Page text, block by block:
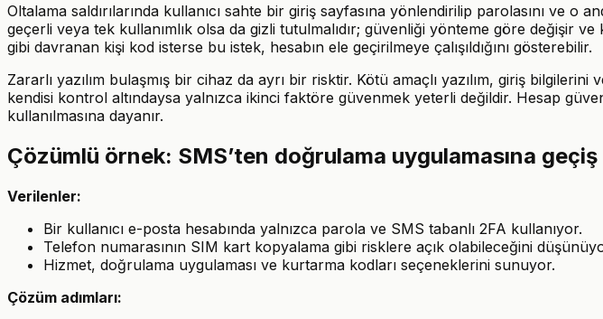
Oltalama saldırılarında kullanıcı sahte bir giriş sayfasına yönlendirilip parolasını ve
geçerli veya tek kullanımlık olsa da gizli tutulmalıdır; güvenliği yönteme göre değişir
gibi davranan kişi kod isterse bu istek, hesabın ele geçirilmeye çalışıldığını gösterebilir.
Zararlı yazılım bulaşmış bir cihaz da ayrı bir risktir. Kötü amaçlı yazılım, giriş
kendisi kontrol altındaysa yalnızca ikinci faktöre güvenmek yeterli değildir. Hesap
kullanılmasına dayanır.
Çözümlü örnek: SMS’ten doğrulama uygulamasına geçiş
Verilenler:
Bir kullanıcı e-posta hesabında yalnızca parola ve SMS tabanlı 2FA kullanıyor.
Telefon numarasının SIM kart kopyalama gibi risklere açık olabileceğini
Hizmet, doğrulama uygulaması ve kurtarma kodları seçeneklerini sunuyor.
Çözüm adımları: